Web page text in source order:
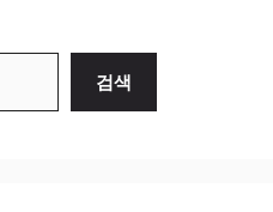
검색